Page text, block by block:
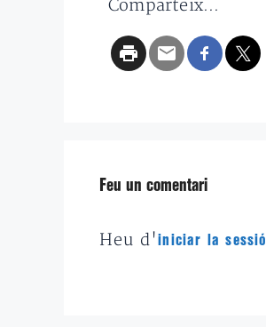
Comparteix...
Feu un comentari
Heu d'iniciar la sessió